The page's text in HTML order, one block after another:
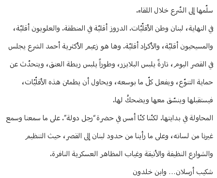
سلّمها إلى الشّرع خلال اللقاء.
في النهاية، لبنان وطن الأقلّيّات. الدروز أقليّة في المنطقة. والعلويون أقليّة،
والمسيحيون أقليّة، والأكراد أقليّة. وها هو زعيم الأكثرية أحمد الشرع يجلس
في القصر اليوم، تارةً يلبس البلايزر، وطوراً يلبس ربطة العنق، ويتحدّث عن
حماية التنوّع، ويفعل كلّ ما بوسعه، ويحاول أن يطمئن هذه الأقلّيّات،
فيستقبلها وينسّق معها ويضحكُ لها.
المحاولة في بدايتها. لكنّنا كنّا أمس في حضرة “رجل دولة”. على ما سمعنا وسمع
غيرنا من لسانه، وعلى ما رأينا من حدود لبنان إلى القصر، حيث التنظيم
والشوارع النظيفة والأنيقة وغياب المظاهر العسكرية النافرة.
شكيب أرسلان… وابن خلدون